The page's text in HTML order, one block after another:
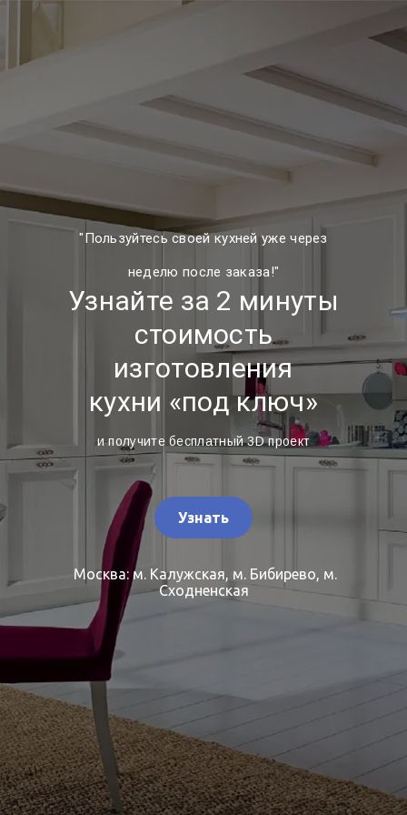
"Пользуйтесь своей кухней уже через
неделю после заказа!"
Узнайте за 2 минуты
стоимость
изготовления
кухни «под ключ»
и получите бесплатный 3D проект
Узнать
Москва: м. Калужская, м. Бибирево, м.
Сходненская